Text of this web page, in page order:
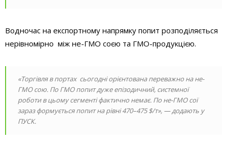
Водночас на експортному напрямку попит розподіляється
нерівномірно між не-ГМО соєю та ГМО-продукцією.
«Торгівля в портах сьогодні орієнтована переважно на не-
ГМО сою. По ГМО попит дуже епізодичний, системної
роботи в цьому сегменті фактично немає. По не-ГМО сої
зараз формується попит на рівні 470–475 $/т», — додають у
ПУСК.